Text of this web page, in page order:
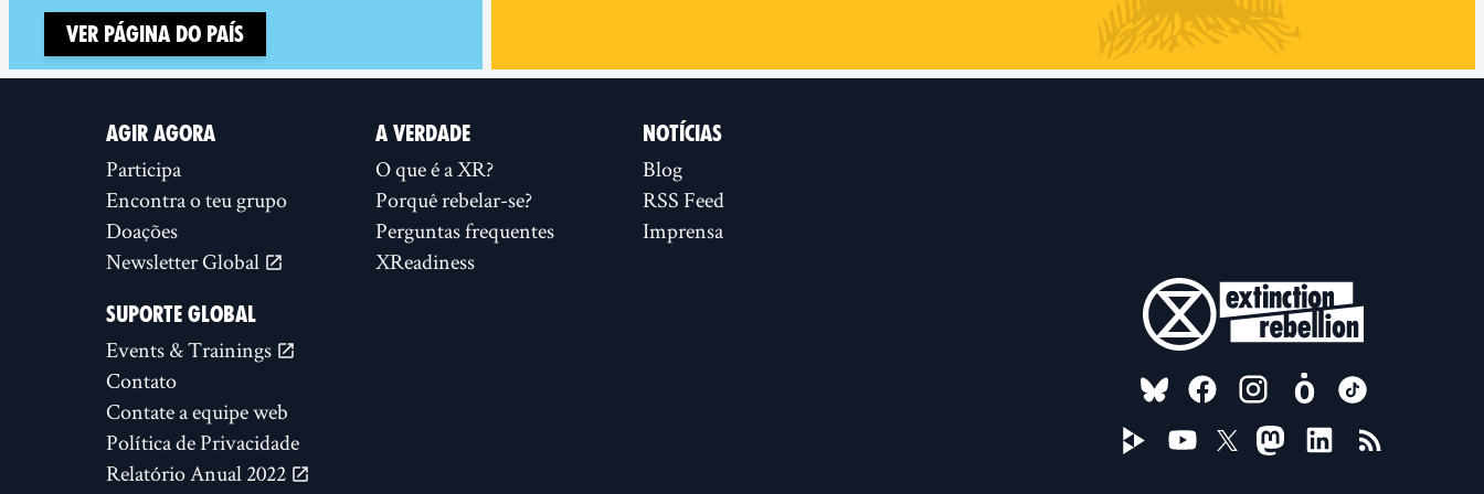
Ver página do país
AGIR AGORA
Participa
Encontra o teu grupo
Doações
Newsletter Global
A VERDADE
O que é a XR?
Porquê rebelar-se?
Perguntas frequentes
XReadiness
NOTÍCIAS
Blog
RSS Feed
Imprensa
SUPORTE GLOBAL
Events & Trainings
Contato
Contate a equipe web
Política de Privacidade
Relatório Anual 2022
FOLLOW US ON